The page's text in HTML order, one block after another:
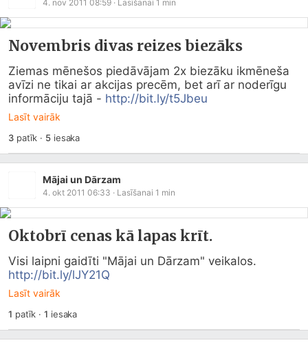
4. nov 2011 08:59 · Lasīšanai 1 min
Novembris divas reizes biezāks
Ziemas mēnešos piedāvājam 2x biezāku ikmēneša
avīzi ne tikai ar akcijas precēm, bet arī ar noderīgu
informāciju tajā - http://bit.ly/t5Jbeu
Lasīt vairāk
3patīk · 5iesaka
Mājai un Dārzam
4. okt 2011 06:33 · Lasīšanai 1 min
Oktobrī cenas kā lapas krīt.
http://bit.ly/lJY21Q
Lasīt vairāk
1 patīk ·1 iesaka